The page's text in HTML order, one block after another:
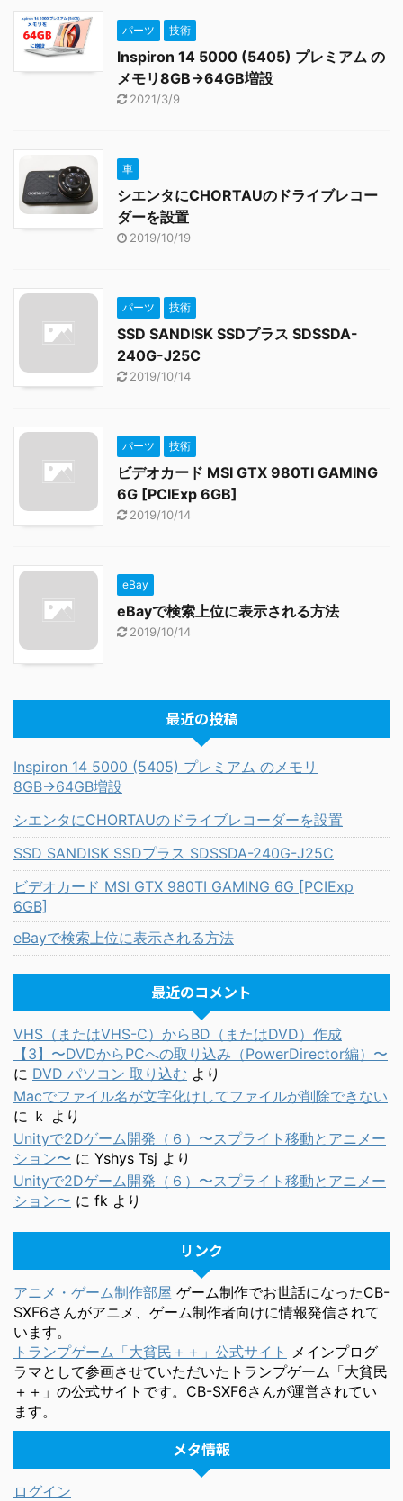
パーツ 技術
Inspiron 14 5000 (5405) プレミアム の
メモリ8GB→64GB増設
2021/3/9
車
シエンタにCHORTAUのドライブレコー
ダーを設置
2019/10/19
パーツ 技術
SSD SANDISK SSDプラス SDSSDA-
240G-J25C
2019/10/14
パーツ 技術
ビデオカード MSI GTX 980TI GAMING
6G [PCIExp 6GB]
2019/10/14
eBay
eBayで検索上位に表示される方法
2019/10/14
最近の投稿
Inspiron 14 5000 (5405) プレミアム のメモリ
8GB→64GB増設
シエンタにCHORTAUのドライブレコーダーを設置
SSD SANDISK SSDプラス SDSSDA-240G-J25C
ビデオカード MSI GTX 980TI GAMING 6G [PCIExp
6GB]
eBayで検索上位に表示される方法
最近のコメント
VHS（またはVHS-C）からBD（またはDVD）作成
【3】〜DVDからPCへの取り込み（PowerDirector編）〜
に DVD パソコン 取り込む より
Macでファイル名が文字化けしてファイルが削除できない
に ｋ より
Unityで2Dゲーム開発（６）〜スプライト移動とアニメー
ション〜 に Yshys Tsj より
Unityで2Dゲーム開発（６）〜スプライト移動とアニメー
ション〜 に fk より
リンク
アニメ・ゲーム制作部屋 ゲーム制作でお世話になったCB-
SXF6さんがアニメ、ゲーム制作者向けに情報発信されて
います。
トランプゲーム「大貧民＋＋」公式サイト
メインプログ
ラマとして参画させていただいたトランプゲーム「大貧民
＋＋」の公式サイトです。CB-SXF6さんが運営されてい
ます。
メタ情報
ログイン